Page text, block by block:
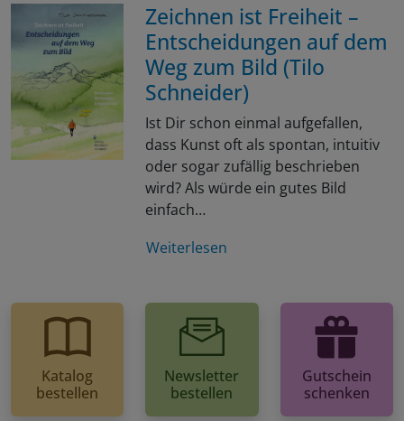
Zeichnen ist Freiheit –
Entscheidungen auf dem
Weg zum Bild (Tilo
Schneider)
Ist Dir schon einmal aufgefallen,
dass Kunst oft als spontan, intuitiv
oder sogar zufällig beschrieben
wird? Als würde ein gutes Bild
einfach…
Weiterlesen
Katalog
bestellen
Newsletter
bestellen
Gutschein
schenken